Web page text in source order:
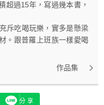
超過15年，寫過幾本書，
斥吃喝玩樂，實多是懸梁
。跟普羅上班族一樣愛喝
作品集
分享